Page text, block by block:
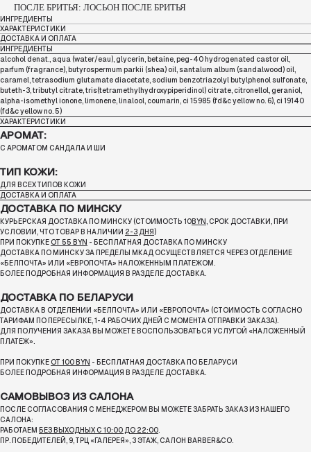
ПОСЛЕ БРИТЬЯ: ЛОСЬОН ПОСЛЕ БРИТЬЯ
ИНГРЕДИЕНТЫ
ХАРАКТЕРИСТИКИ
ДОСТАВКА И ОПЛАТА
ИНГРЕДИЕНТЫ
alcohol denat., aqua (water/eau), glycerin, betaine, peg-40 hydrogenated castor oil,
parfum (fragrance), butyrospermum parkii (shea) oil, santalum album (sandalwood) oil,
caramel, tetrasodium glutamate diacetate, sodium benzotriazolyl butylphenol sulfonate,
buteth-3, tributyl citrate, tris(tetramethylhydroxypiperidinol) citrate, citronellol, geraniol,
alpha-isomethyl ionone, limonene, linalool, coumarin, ci 15985 (fd&c yellow no. 6), ci 19140
(fd&c yellow no. 5)
ХАРАКТЕРИСТИКИ
АРОМАТ:
С АРОМАТОМ САНДАЛА И ШИ
ТИП КОЖИ:
ДЛЯ ВСЕХ ТИПОВ КОЖИ
ДОСТАВКА И ОПЛАТА
ДОСТАВКА ПО МИНСКУ
КУРЬЕРСКАЯ ДОСТАВКА ПО МИНСКУ (СТОИМОСТЬ 10BYN, СРОК ДОСТАВКИ, ПРИ
УСЛОВИИ, ЧТО ТОВАР В НАЛИЧИИ 2-3 ДНЯ )
ПРИ ПОКУПКЕ ОТ 55 BYN - БЕСПЛАТНАЯ ДОСТАВКА ПО МИНСКУ
ДОСТАВКА ПО МИНСКУ ЗА ПРЕДЕЛЫ МКАД ОСУЩЕСТВЛЯЕТСЯ ЧЕРЕЗ ОТДЕЛЕНИЕ
«БЕЛПОЧТА» ИЛИ «ЕВРОПОЧТА» НАЛОЖЕННЫМ ПЛАТЕЖОМ.
БОЛЕЕ ПОДРОБНАЯ ИНФОРМАЦИЯ В РАЗДЕЛЕ ДОСТАВКА.
ДОСТАВКА ПО БЕЛАРУСИ
ДОСТАВКА В ОТДЕЛЕНИИ «БЕЛПОЧТА» ИЛИ «ЕВРОПОЧТА» (СТОИМОСТЬ СОГЛАСНО
ТАРИФАМ ПО ПЕРЕСЫЛКЕ, 1-4 РАБОЧИХ ДНЕЙ С МОМЕНТА ОТПРАВКИ ЗАКАЗА).
ДЛЯ ПОЛУЧЕНИЯ ЗАКАЗА ВЫ МОЖЕТЕ ВОСПОЛЬЗОВАТЬСЯ УСЛУГОЙ «НАЛОЖЕННЫЙ
ПЛАТЕЖ».
ПРИ ПОКУПКЕ ОТ 100 BYN - БЕСПЛАТНАЯ ДОСТАВКА ПО БЕЛАРУСИ
БОЛЕЕ ПОДРОБНАЯ ИНФОРМАЦИЯ В РАЗДЕЛЕ ДОСТАВКА.
САМОВЫВОЗ ИЗ САЛОНА
ПОСЛЕ СОГЛАСОВАНИЯ С МЕНЕДЖЕРОМ ВЫ МОЖЕТЕ ЗАБРАТЬ ЗАКАЗ ИЗ НАШЕГО
САЛОНА:
РАБОТАЕМ БЕЗ ВЫХОДНЫХ С 10:00 ДО 22:00.
ПР. ПОБЕДИТЕЛЕЙ, 9, ТРЦ «ГАЛЕРЕЯ», 3 ЭТАЖ, САЛОН BARBER&CO.